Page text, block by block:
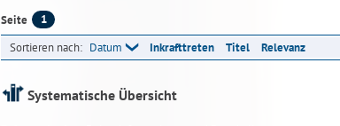
Seite 1
Sortieren nach: Datum Inkrafttreten Titel Relevanz
Systematische Übersicht